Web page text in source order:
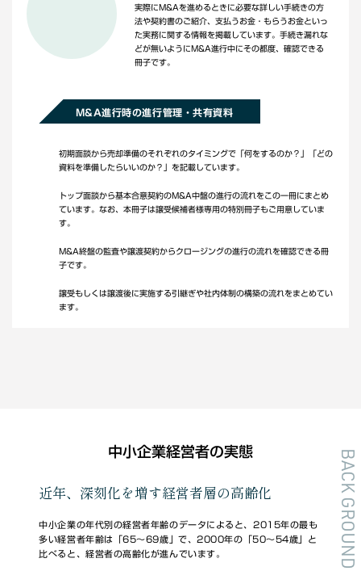
実際にM&Aを進めるときに必要な詳しい手続きの方
法や契約書のご紹介、支払うお金・もらうお金といっ
た実務に関する情報を掲載しています。手続き漏れな
どが無いようにM&A進行中にその都度、確認できる
冊子です。
M&A進行時の進行管理・共有資料
初期面談から売却準備のそれぞれのタイミングで「何をするのか？」「どの
資料を準備したらいいのか？」を記載しています。
トップ面談から基本合意契約のM&A中盤の進行の流れをこの一冊にまとめ
ています。なお、本冊子は譲受候補者様専用の特別冊子もご用意していま
す。
M&A終盤の監査や譲渡契約からクロージングの進行の流れを確認できる冊
子です。
譲受もしくは譲渡後に実施する引継ぎや社内体制の構築の流れをまとめてい
ます。
BACK GROUND
中小企業経営者の実態
近年、深刻化を増す経営者層の高齢化
中小企業の年代別の経営者年齢のデータによると、2015年の最も
多い経営者年齢は「65～69歳」で、2000年の「50～54歳」と
比べると、経営者の高齢化が進んでいます。